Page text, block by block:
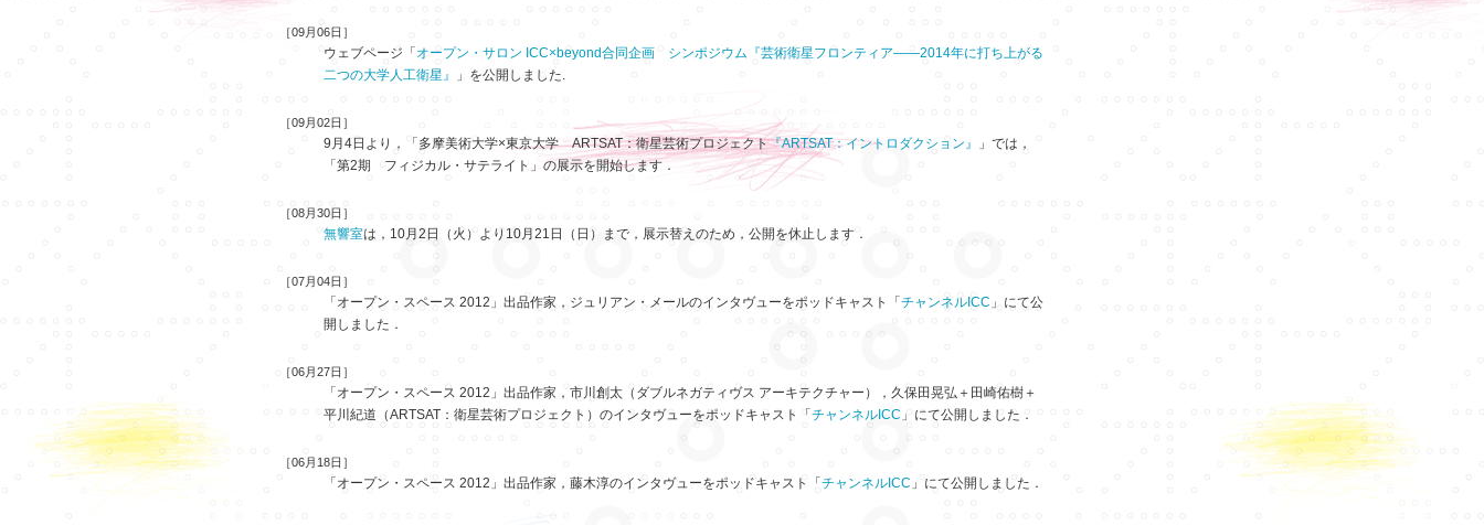
［09月06日］
ウェブページ「 オープン・サロン ICC×beyond合同企画 シンポジウム『芸術衛星フロンティア——2014年に打ち上がる
二つの大学人工衛星』
」を公開しました.
［09月02日］
9月4日より，「多摩美術大学×東京大学 ARTSAT：衛星芸術プロジェクト『ARTSAT：イントロダクション』
」では，
「第2期 フィジカル・サテライト」の展示を開始します．
［08月30日］
無響室は，10月2日（火）より10月21日（日）まで，展示替えのため，公開を休止します．
［07月04日］
「オープン・スペース 2012」出品作家，ジュリアン・メールのインタヴューをポッドキャスト「 チャンネルICC 」にて公
開しました．
［06月27日］
「オープン・スペース 2012」出品作家，市川創太（ダブルネガティヴス アーキテクチャー），久保田晃弘＋田崎佑樹＋
平川紀道（ARTSAT：衛星芸術プロジェクト）のインタヴューをポッドキャスト「 チャンネルICC 」にて公開しました．
［06月18日］
「オープン・スペース 2012」出品作家，藤木淳のインタヴューをポッドキャスト「 チャンネルICC 」にて公開しました．